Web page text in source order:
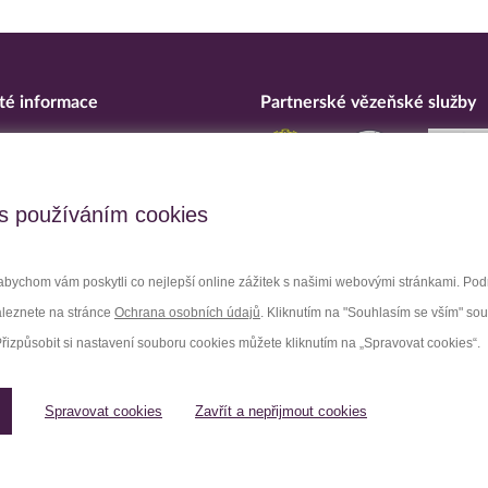
používáním cookies
vám poskytli co nejlepší online zážitek s našimi webovými stránkami.
na stránce Ochrana osobních údajů. Kliknutím na "Souhlasím se vším"
si nastavení souboru cookies můžete kliknutím na „Spravovat cookies“.
Spravovat cookies Zavřít a nepřijmout cookies
informace
opatření
Partnerské vězeňské služby
Facebook Youtube